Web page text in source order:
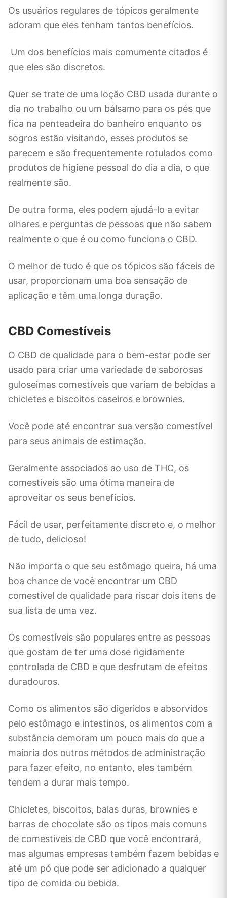
Os usuários regulares de tópicos geralmente
adoram que eles tenham tantos benefícios.
Um dos benefícios mais comumente citados é
que eles são discretos.
Quer se trate de uma loção CBD usada durante o
dia no trabalho ou um bálsamo para os pés que
fica na penteadeira do banheiro enquanto os
sogros estão visitando, esses produtos se
parecem e são frequentemente rotulados como
produtos de higiene pessoal do dia a dia, o que
realmente são.
De outra forma, eles podem ajudá-lo a evitar
olhares e perguntas de pessoas que não sabem
realmente o que é ou como funciona o CBD.
O melhor de tudo é que os tópicos são fáceis de
usar, proporcionam uma boa sensação de
aplicação e têm uma longa duração.
CBD Comestíveis
O CBD de qualidade para o bem-estar pode ser
usado para criar uma variedade de saborosas
guloseimas comestíveis que variam de bebidas a
chicletes e biscoitos caseiros e brownies.
Você pode até encontrar sua versão comestível
para seus animais de estimação.
Geralmente associados ao uso de THC, os
comestíveis são uma ótima maneira de
aproveitar os seus benefícios.
Fácil de usar, perfeitamente discreto e, o melhor
de tudo, delicioso!
Não importa o que seu estômago queira, há uma
boa chance de você encontrar um CBD
comestível de qualidade para riscar dois itens de
sua lista de uma vez.
Os comestíveis são populares entre as pessoas
que gostam de ter uma dose rigidamente
controlada de CBD e que desfrutam de efeitos
duradouros.
Como os alimentos são digeridos e absorvidos
pelo estômago e intestinos, os alimentos com a
substância demoram um pouco mais do que a
maioria dos outros métodos de administração
para fazer efeito, no entanto, eles também
tendem a durar mais tempo.
Chicletes, biscoitos, balas duras, brownies e
barras de chocolate são os tipos mais comuns
de comestíveis de CBD que você encontrará,
mas algumas empresas também fazem bebidas e
até um pó que pode ser adicionado a qualquer
tipo de comida ou bebida.